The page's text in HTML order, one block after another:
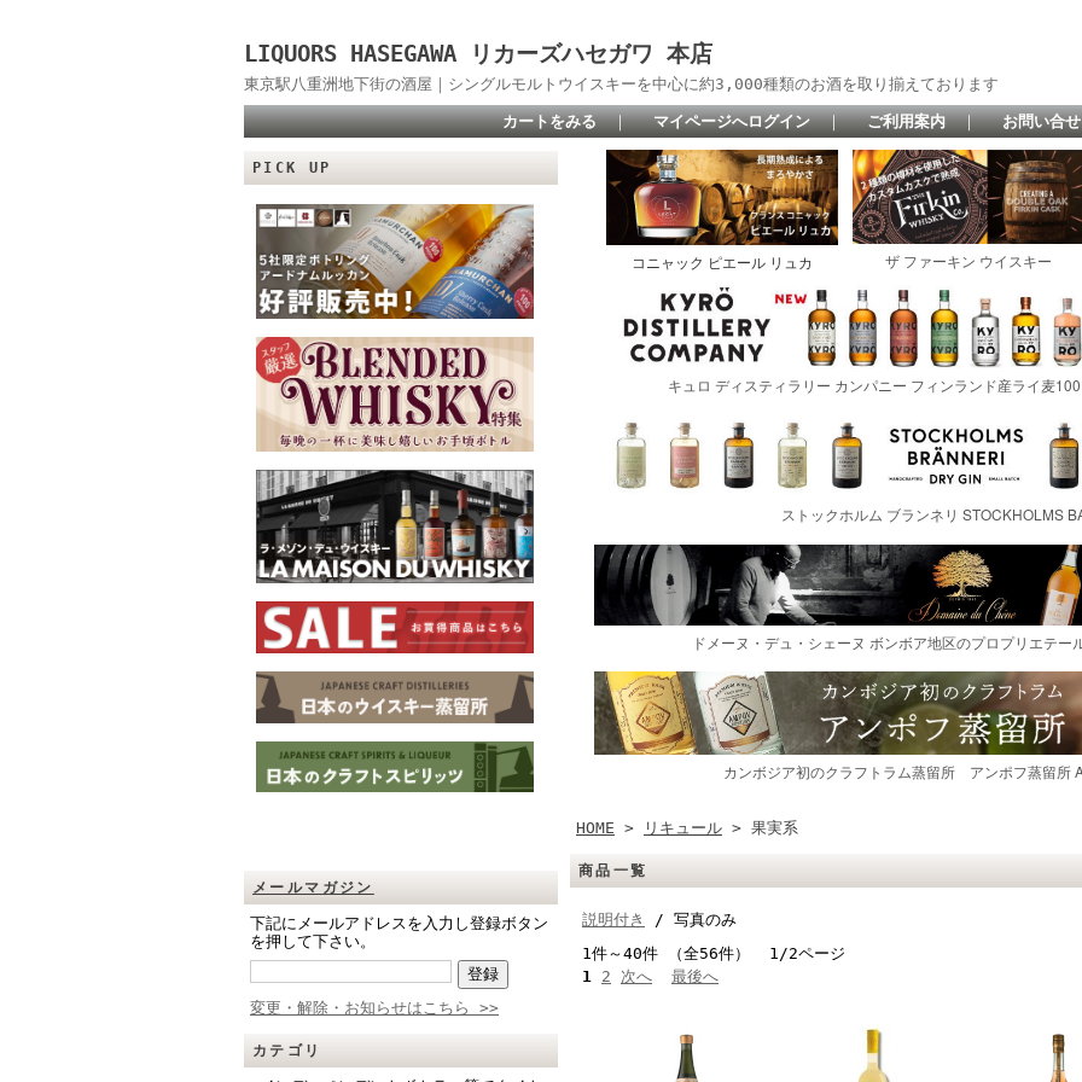
LIQUORS HASEGAWA リカーズハセガワ 本店
東京駅八重洲地下街の酒屋｜シングルモルトウイスキーを中心に約3,000種類のお酒を取り揃えております
カートをみる ｜ マイページへログイン ｜ ご利用案内 ｜ お問い合せ
PICK UP
メールマガジン
下記にメールアドレスを入力し登録ボタン
を押して下さい。
変更・解除・お知らせはこちら >>
カテゴリ
HOME > リキュール > 果実系
商品一覧
説明付き
/ 写真のみ
1件～40件 （全56件） 1/2ページ
1 2 次へ 最後へ